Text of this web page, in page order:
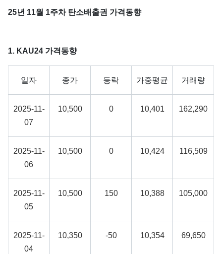
25년 11월 1주차 탄소배출권 가격동향
1. KAU24 가격동향
일자 종가 등락 가중평균 거래량
2025-11-
07
10,500 0 10,401 162,290
2025-11-
06
10,500 0 10,424 116,509
2025-11-
05
10,500 150 10,388 105,000
2025-11-
04
10,350 -50 10,354 69,650